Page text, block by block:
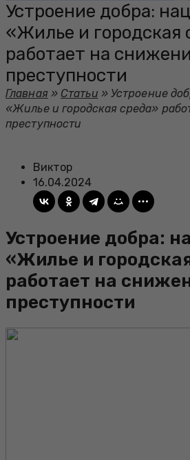
Устроение добра:
«Жилье и городская
работает на
преступности
Главная » Статьи » Устроение
«Жилье и городская среда»
преступности
Виктор
16.04.2024
Устроение добра:
«Жилье и
работает на
преступности